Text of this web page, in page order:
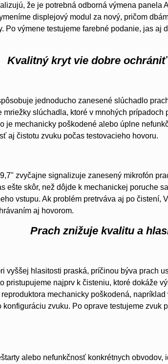
že je potrebná odborná výmena panela
displejový modul za nový, pričom
výmene testujeme farebné podanie, jas aj
Kvalitný kryt vie dobre
jednoducho zanesené slúchadlo
slúchadla, ktoré v mnohých prípadoch
je mechanicky poškodené alebo úplne
aj čistotu zvuku počas testovacieho hovoru.
zvyčajne signalizuje zanesený mikrofón
ešte skôr, než dôjde k mechanickej poruche
vstupu. Ak problém pretrváva aj po čistení,
aj hovorom.
Prach znižuje kvalitu a
vyššej hlasitosti praská, príčinou býva prach
pristupujeme najprv k čisteniu, ktoré dokáže
mechanicky poškodená,
zvuku. Po oprave testujeme zvuk
alebo nefunkčnosť konkrétnych obvodov,